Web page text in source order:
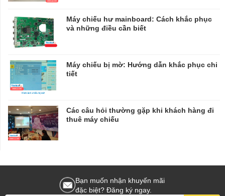
Máy chiếu hư mainboard: Cách khắc phục
và những điều cần biết
Máy chiếu bị mờ: Hướng dẫn khắc phục chi
tiết
Các câu hỏi thường gặp khi khách hàng đi
thuê máy chiếu
Bạn muốn nhận khuyến mãi
đặc biệt? Đăng ký ngay.